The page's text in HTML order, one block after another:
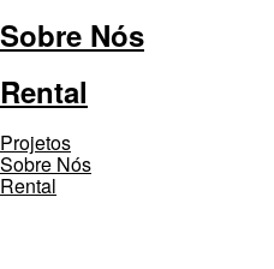
Sobre Nós
Rental
Projetos
Sobre Nós
Rental